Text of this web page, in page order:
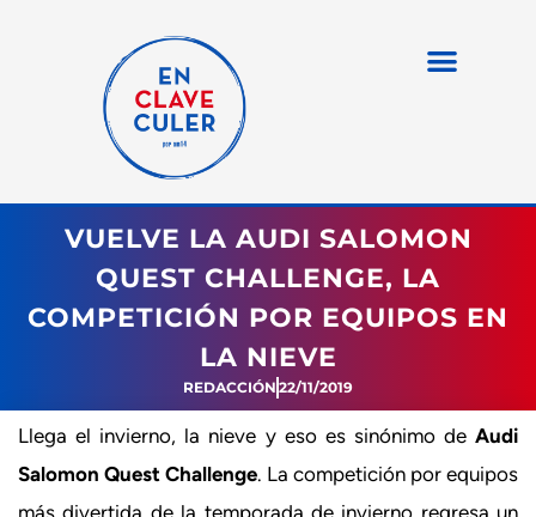
VUELVE LA AUDI SALOMON
QUEST CHALLENGE, LA
COMPETICIÓN POR EQUIPOS EN
LA NIEVE
REDACCIÓN 22/11/2019
Llega el invierno, la nieve y eso es sinónimo de Audi
Salomon Quest Challenge. La competición por equipos
más divertida de la temporada de invierno regresa un